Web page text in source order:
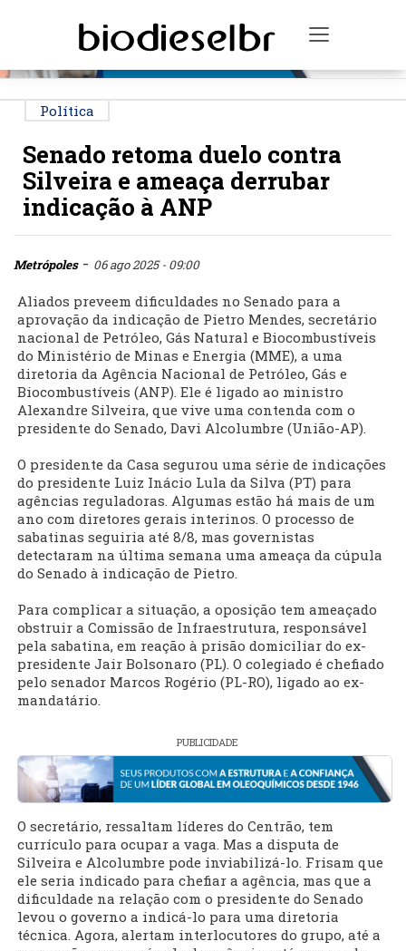
Toggle
Política
Senado retoma duelo contra
Silveira e ameaça derrubar
indicação à ANP
Metrópoles- 06 ago 2025 - 09:00
Aliados preveem dificuldades no Senado para a
aprovação da indicação de Pietro Mendes, secretário
nacional de Petróleo, Gás Natural e Biocombustíveis
do Ministério de Minas e Energia (MME), a uma
diretoria da Agência Nacional de Petróleo, Gás e
Biocombustíveis (ANP). Ele é ligado ao ministro
Alexandre Silveira, que vive uma contenda com o
presidente do Senado, Davi Alcolumbre (União-AP).
O presidente da Casa segurou uma série de indicações
do presidente Luiz Inácio Lula da Silva (PT) para
agências reguladoras. Algumas estão há mais de um
ano com diretores gerais interinos. O processo de
sabatinas seguiria até 8/8, mas governistas
detectaram na última semana uma ameaça da cúpula
do Senado à indicação de Pietro.
Para complicar a situação, a oposição tem ameaçado
obstruir a Comissão de Infraestrutura, responsável
pela sabatina, em reação à prisão domiciliar do ex-
presidente Jair Bolsonaro (PL). O colegiado é chefiado
pelo senador Marcos Rogério (PL-RO), ligado ao ex-
mandatário.
PUBLICIDADE
O secretário, ressaltam líderes do Centrão, tem
currículo para ocupar a vaga. Mas a disputa de
Silveira e Alcolumbre pode inviabilizá-lo. Frisam que
ele seria indicado para chefiar a agência, mas que a
dificuldade na relação com o presidente do Senado
levou o governo a indicá-lo para uma diretoria
técnica. Agora, alertam interlocutores do grupo, até a